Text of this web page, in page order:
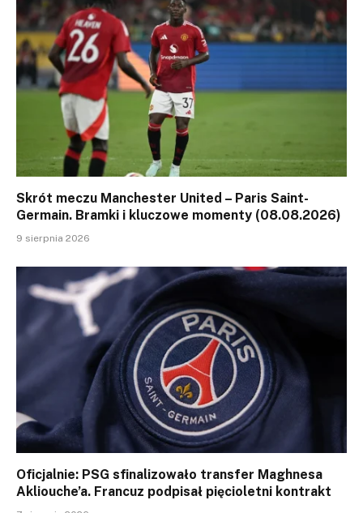
Skrót meczu Manchester United – Paris Saint-
Germain. Bramki i kluczowe momenty (08.08.2026)
9 sierpnia 2026
Oficjalnie: PSG sfinalizowało transfer Maghnesa
Akliouche’a. Francuz podpisał pięcioletni kontrakt